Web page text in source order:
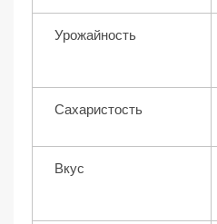
Урожайность
Сахаристость
Вкус